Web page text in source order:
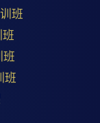
班
班
班
班